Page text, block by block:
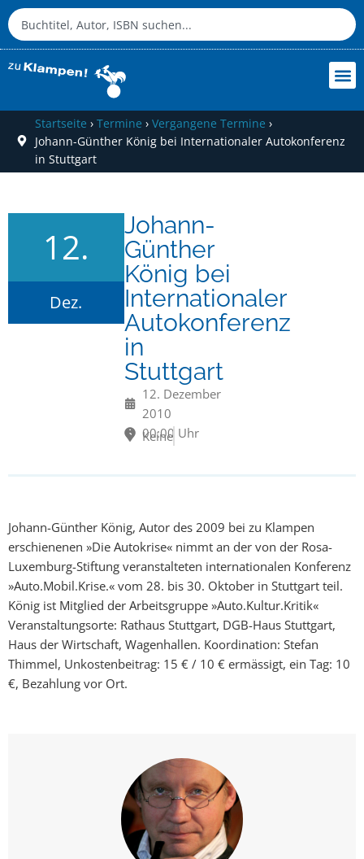
Startseite › Termine › Vergangene Termine ›
Johann-Günther König bei Internationaler Autokonferenz
in Stuttgart
12.
Dez.
Johann-
Günther
König bei
Internationaler
Autokonferenz
in
Stuttgart
12. Dezember
2010
00:00 Uhr
Keine
Johann-Günther König, Autor des 2009 bei zu Klampen
erschienenen »Die Autokrise« nimmt an der von der Rosa-
Luxemburg-Stiftung veranstalteten internationalen Konferenz
»Auto.Mobil.Krise.« vom 28. bis 30. Oktober in Stuttgart teil.
König ist Mitglied der Arbeitsgruppe »Auto.Kultur.Kritik«
Veranstaltungsorte: Rathaus Stuttgart, DGB-Haus Stuttgart,
Haus der Wirtschaft, Wagenhallen. Koordination: Stefan
Thimmel, Unkostenbeitrag: 15 € / 10 € ermässigt, ein Tag: 10
€, Bezahlung vor Ort.